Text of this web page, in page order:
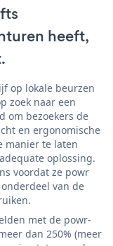
heeft,
op lokale beurzen
zoek naar een
om bezoekers de
en ergonomische
manier te laten
oplossing.
voordat ze powr
van de
met de powr-
dan 250% (meer